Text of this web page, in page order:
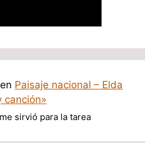
en Paisaje nacional – Elda
canción»
sirvió para la tarea